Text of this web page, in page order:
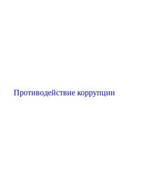
Противодействие коррупции